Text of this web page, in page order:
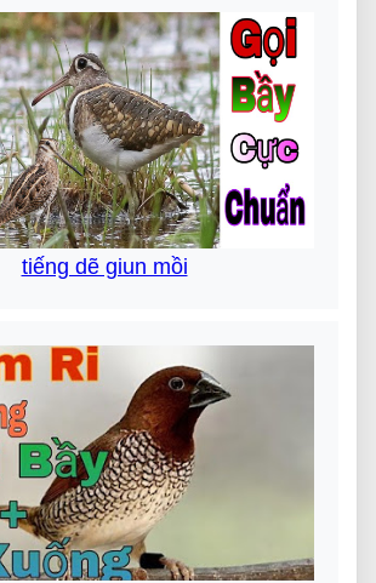
tiếng dẽ giun mồi